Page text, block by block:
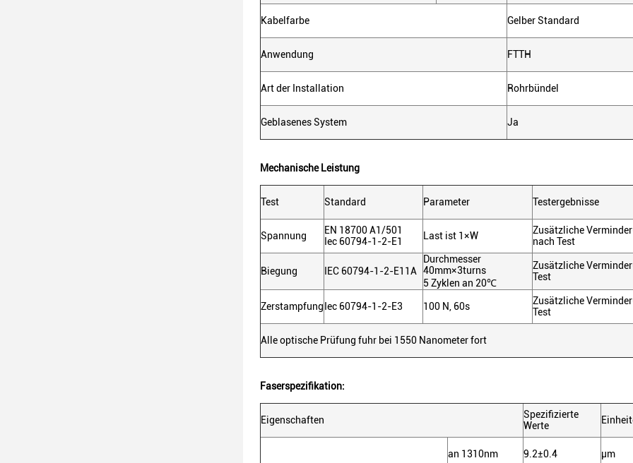
Kabelfarbe Gelber Standard
Anwendung FTTH
Art der Installation Rohrbündel
Geblasenes System Ja
Mechanische Leistung
Test Standard Parameter Testergebnisse
Spannung
EN 18700 A1/501
Iec 60794-1-2-E1
Last ist 1×W
Zusätzliche
nach Test
Biegung IEC 60794-1-2-E11A
Durchmesser
40mm×3turns
5 Zyklen an 20℃
Zusätzliche
Test
Zerstampfung Iec 60794-1-2-E3 100 N, 60s
Zusätzliche
Test
Alle optische Prüfung fuhr bei 1550 Nanometer fort
Faserspezifikation:
Eigenschaften
Spezifizierte
Werte
an 1310nm 9.2±0.4 µm